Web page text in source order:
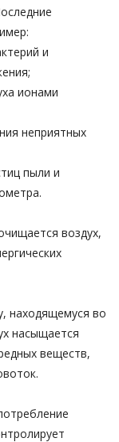
и
ионами
неприятных
пыли и
воздух,
находящемуся во
насыщается
веществ,